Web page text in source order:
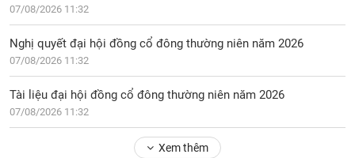
07/08/2026 11:32
Nghị quyết đại hội đồng cổ đông thường niên năm 2026
07/08/2026 11:32
Tài liệu đại hội đồng cổ đông thường niên năm 2026
07/08/2026 11:32
Xem thêm